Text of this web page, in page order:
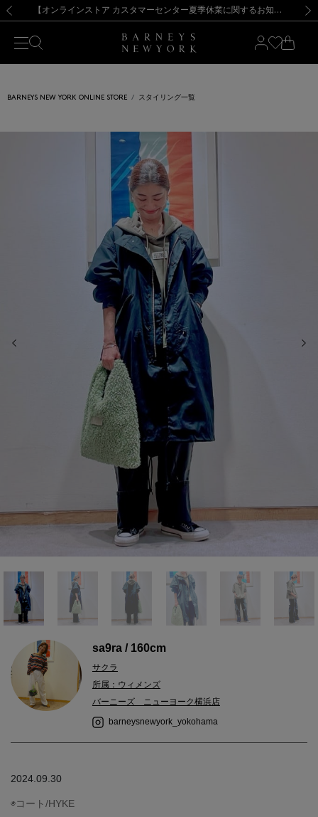
新規登録のお客様も対象！＜MY BARNEYS＞会員のお客様は11,000円（税込）以上のお買上げで常時送料無料！お買い物の際は会員登録を！
【夏季休業に伴う出荷一時停止のお知らせ】(2026.8.7) 【オンラインストア カスタマーセンター夏季休業に関するお知らせ】（2026.8.7）
【夏季休業に伴う返品・交換承り一時停止のお知らせ】（2026.8.5）
熊本県を中心とした地震の影響によるお荷物のお届けについて
【開催中】SUMMER SALEのご案内・ご注意事項 新規登録のお客様も対象！＜MY BARNEYS＞会員のお客様は11,000円（税込）以上のお買上げで常時送料無料！お買い物の際は会員登録を！
【夏季休業に伴う出荷一時停止のお知らせ】(2026.8.7)
BARNEYS NEW YORK ONLINE STORE スタイリング一覧
sa9ra / 160cm
サクラ
所属：ウィメンズ
バーニーズ ニューヨーク横浜店
barneysnewyork_yokohama
2024.09.30
◉コート/HYKE